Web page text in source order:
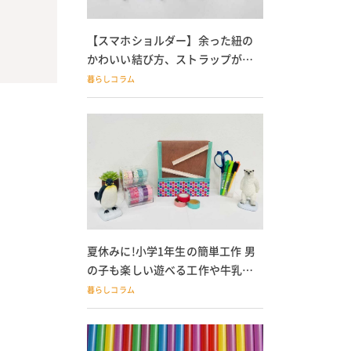
【スマホショルダー】余った紐の
かわいい結び方、ストラップが落
ちる人必見
暮らしコラム
夏休みに!小学1年生の簡単工作 男
の子も楽しい遊べる工作や牛乳パ
ック貯金箱も
暮らしコラム